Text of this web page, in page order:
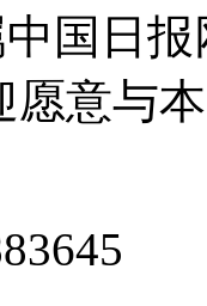
国日
愿意与